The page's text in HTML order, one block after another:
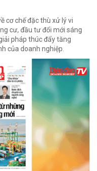
cơ chế đặc thù xử lý vi
cư, đầu tư đổi mới sáng
pháp thúc đẩy tăng
của doanh nghiệp.